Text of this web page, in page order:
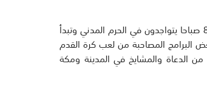
وعن برنامج الطلبة خلال الرحلة، قال: ان الطلبة ابتداء من صلاة الفجر وحتى الساعة 8 صباحا يتواجدون في الحرم المدني وتبدأ
البرامج المصاحبة من لعب كرة القدم
من الدعاة والمشايخ في المدينة ومكة